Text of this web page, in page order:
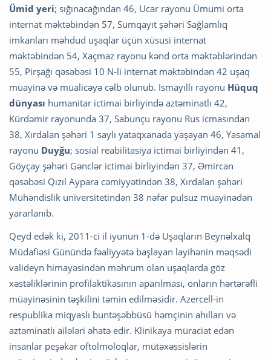
Ümid yeri; sığınacağından 46, Ucar rayonu Ümumi orta
internat məktəbindən 57, Sumqayıt şəhəri Sağlamlıq
imkanları məhdud uşaqlar üçün xüsusi internat
məktəbindən 54, Xaçmaz rayonu kənd orta məktəblərindən
55, Pirşağı qəsəbəsi 10 N-li internat məktəbindən 42 uşaq
müayinə və müalicəyə cəlb olunub. Ismayıllı rayonu Hüquq
dünyası humanitar ictimai birliyində aztəminatlı 42,
Kürdəmir rayonunda 37, Sabunçu rayonu Rus icmasından
38, Xırdalan şəhəri 1 saylı yataqxanada yaşayan 46, Yasamal
rayonu Duyğu; sosial reabilitasiya ictimai birliyindən 41,
Göyçay şəhəri Gənclər ictimai birliyindən 37, Əmircan
qəsəbəsi Qızıl Aypara cəmiyyətindən 38, Xırdalan şəhəri
Mühəndislik universitetindən 38 nəfər pulsuz müayinədən
yararlanıb.
Qeyd edək ki, 2011-ci il iyunun 1-də Uşaqların Beynəlxalq
Müdafiəsi Günündə fəaliyyətə başlayan layihənin məqsədi
valideyn himayəsindən məhrum olan uşaqlarda göz
xəstəliklərinin profilaktikasının aparılması, onların hərtərəfli
müayinəsinin təşkilini təmin edilməsidir. Azercell-in
respublika miqyaslı buntəşəbbüsü həmçinin ahılları və
aztəminatlı ailələri əhatə edir. Klinikaya müraciət edən
insanlar peşəkar oftolmoloqlar, mütəxəssislərin